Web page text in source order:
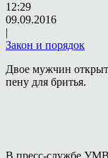
12:29
09.09.2016
|
Закон и порядок
Двое мужчин
пену для бритья.
В пресс-службе